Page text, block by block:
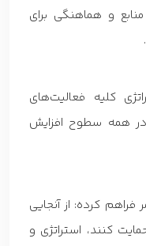
و هماهنگی برای
کلیه فعالیت‌های
در همه سطوح افزایش
کرده: از آنجایی
کنند، استراتژی و